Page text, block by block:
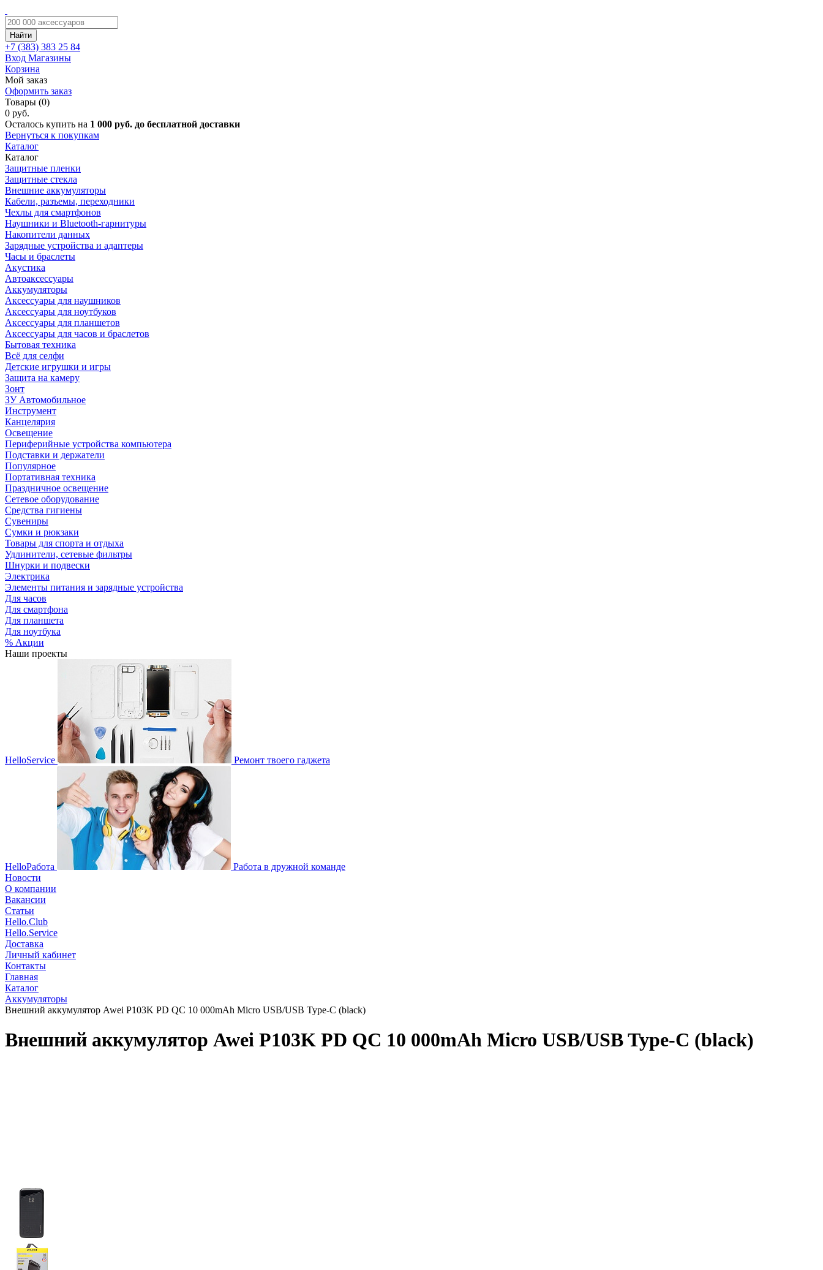
Найти
+7 (383) 383 25 84
Вход Магазины
Корзина
Мой заказ
Оформить заказ
Товары (0)
0 руб.
Осталось купить на 1 000 руб. до бесплатной доставки
Вернуться к покупкам
Каталог
Каталог
Защитные пленки
Защитные стекла
Внешние аккумуляторы
Кабели, разъемы, переходники
Чехлы для смартфонов
Наушники и Bluetooth-гарнитуры
Накопители данных
Зарядные устройства и адаптеры
Часы и браслеты
Акустика
Автоаксессуары
Аккумуляторы
Аксессуары для наушников
Аксессуары для ноутбуков
Аксессуары для планшетов
Аксессуары для часов и браслетов
Бытовая техника
Всё для селфи
Детские игрушки и игры
Защита на камеру
Зонт
ЗУ Автомобильное
Инструмент
Канцелярия
Освещение
Периферийные устройства компьютера
Подставки и держатели
Популярное
Портативная техника
Праздничное освещение
Сетевое оборудование
Средства гигиены
Сувениры
Сумки и рюкзаки
Товары для спорта и отдыха
Удлинители, сетевые фильтры
Шнурки и подвески
Электрика
Элементы питания и зарядные устройства
Для часов
Для смартфона
Для планшета
Для ноутбука
% Акции
Наши проекты
HelloService Ремонт твоего гаджета
HelloРабота
Работа в дружной команде
Новости
О компании
Вакансии
Статьи
Hello.Club
Hello.Service
Доставка
Личный кабинет
Контакты
Главная
Каталог
Аккумуляторы
Внешний аккумулятор Awei P103K PD QC 10 000mAh Micro USB/USB Type-C (black)
Внешний аккумулятор Awei P103K PD QC 10 000mAh Micro USB/USB Type-C (black)